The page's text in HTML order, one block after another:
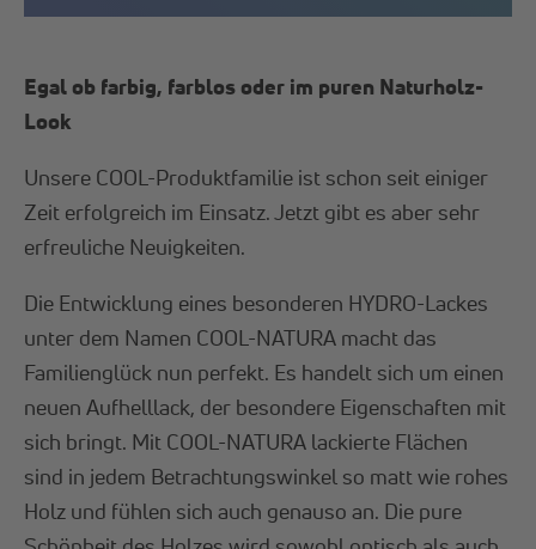
Egal ob farbig, farblos oder im puren Naturholz-
Look
Unsere COOL-Produktfamilie ist schon seit einiger
Zeit erfolgreich im Einsatz. Jetzt gibt es aber sehr
erfreuliche Neuigkeiten.
Die Entwicklung eines besonderen HYDRO-Lackes
unter dem Namen COOL-NATURA macht das
Familienglück nun perfekt. Es handelt sich um einen
neuen Aufhelllack, der besondere Eigenschaften mit
sich bringt. Mit COOL-NATURA lackierte Flächen
sind in jedem Betrachtungswinkel so matt wie rohes
Holz und fühlen sich auch genauso an. Die pure